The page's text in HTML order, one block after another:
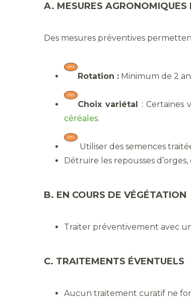
A. MESURES
Des mesures préventives
Rotation : Minimum de 2
Choix variétal : Certaines
céréales.
Utiliser des semences
Détruire les repousses
B. EN COURS DE VÉGÉTATION
Traiter préventivement avec
C. TRAITEMENTS ÉVENTUELS
Aucun traitement curatif ne